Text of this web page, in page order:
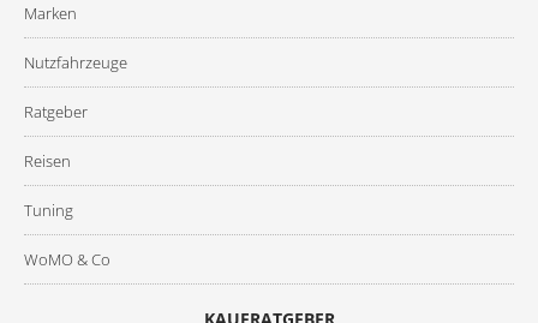
Marken
Nutzfahrzeuge
Ratgeber
Reisen
Tuning
WoMO & Co